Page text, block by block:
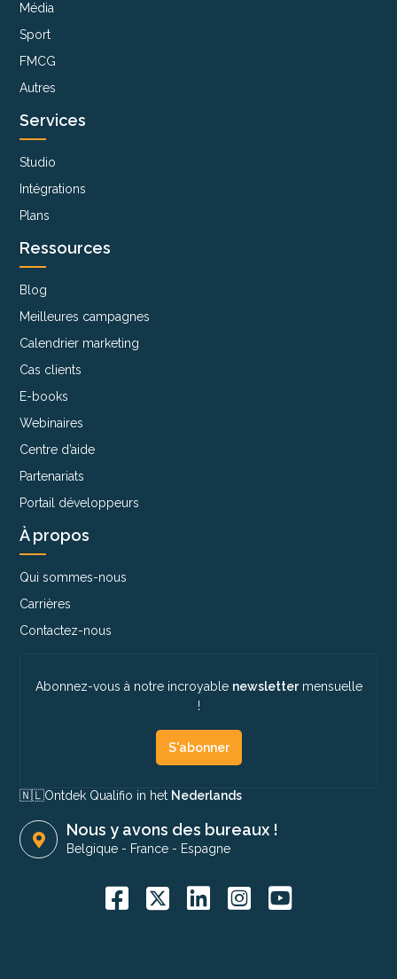
Média
Sport
FMCG
Autres
Services
Studio
Intégrations
Plans
Ressources
Blog
Meilleures campagnes
Calendrier marketing
Cas clients
E-books
Webinaires
Centre d’aide
Partenariats
Portail développeurs
À propos
Qui sommes-nous
Carrières
Contactez-nous
Abonnez-vous à notre incroyable newslettermensuelle
!
S'abonner
🇳🇱​Ontdek Qualifio in het Nederlands
Nous y avons des bureaux !
Belgique - France - Espagne